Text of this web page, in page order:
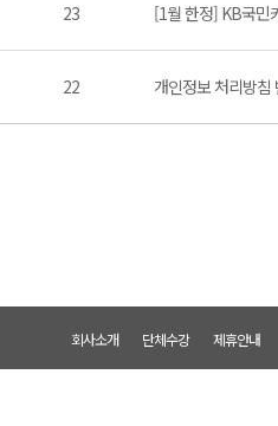
23 [1월 한정] KB국민
22 개인정보 처리방침
회사소개 단체수강 제휴안내